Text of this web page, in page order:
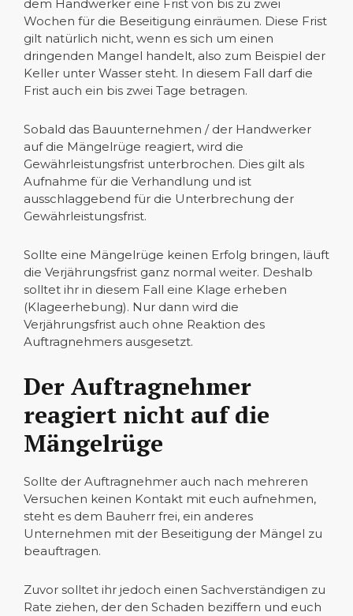
dem Handwerker eine Frist von bis zu zwei
Wochen für die Beseitigung einräumen. Diese Frist
gilt natürlich nicht, wenn es sich um einen
dringenden Mangel handelt, also zum Beispiel der
Keller unter Wasser steht. In diesem Fall darf die
Frist auch ein bis zwei Tage betragen.
Sobald das Bauunternehmen / der Handwerker
auf die Mängelrüge reagiert, wird die
Gewährleistungsfrist unterbrochen. Dies gilt als
Aufnahme für die Verhandlung und ist
ausschlaggebend für die Unterbrechung der
Gewährleistungsfrist.
Sollte eine Mängelrüge keinen Erfolg bringen, läuft
die Verjährungsfrist ganz normal weiter. Deshalb
solltet ihr in diesem Fall eine Klage erheben
(Klageerhebung). Nur dann wird die
Verjährungsfrist auch ohne Reaktion des
Auftragnehmers ausgesetzt.
Der Auftragnehmer
reagiert nicht auf die
Mängelrüge
Sollte der Auftragnehmer auch nach mehreren
Versuchen keinen Kontakt mit euch aufnehmen,
steht es dem Bauherr frei, ein anderes
Unternehmen mit der Beseitigung der Mängel zu
beauftragen.
Zuvor solltet ihr jedoch einen Sachverständigen zu
Rate ziehen, der den Schaden beziffern und euch